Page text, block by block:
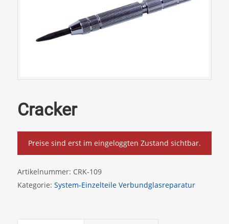
Cracker
Preise sind erst im eingeloggten Zustand sichtbar.
Artikelnummer: CRK-109
Kategorie: System-Einzelteile Verbundglasreparatur